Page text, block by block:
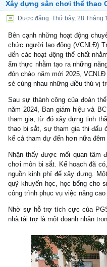
Xây dựng sân chơi thể thao
Được đăng: Thứ bảy, 28 Tháng
Bên cạnh những hoạt động
chức người lao động (VCNLĐ)
đến các hoạt động thể chất
ẩm thực nhằm tạo ra những
đón chào năm mới 2025,
sẻ cùng nhau những điều thú vị
Sau sự thành công của đoàn
năm 2024, Ban giám hiệu và
tham gia, từ đó xây dựng tinh
thao bi sắt, sự tham gia thi đấu
kể cả tham dự đến hơn nữa
Nhận thấy được mối quan tâm
chơi môn bi sắt. Kế hoạch đã
nguồn kinh phí để xây dựng.
quỹ khuyến học, học bổng cho
công trình phục vụ việc nâng
Nhờ sự hỗ trợ tích cực của
nhà tài trợ là một doanh nhân